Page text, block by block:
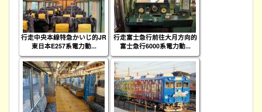
行走中央本線特急かいじ的JR
東日本E257系電力動...
行走富士急行前往大月方向的
富士急行6000系電力動...